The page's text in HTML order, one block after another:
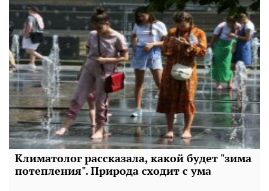
Климатолог рассказала, какой будет "зима
потепления". Природа сходит с ума